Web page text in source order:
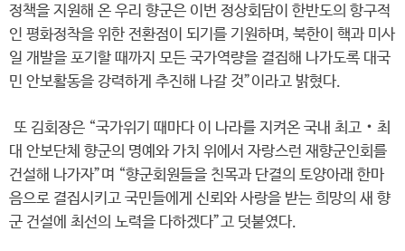
정책을 지원해 온 우리 향군은 이번 정상회담이 한반도의 항구적
인 평화정착을 위한 전환점이 되기를 기원하며, 북한이 핵과 미사
일 개발을 포기할 때까지 모든 국가역량을 결집해 나가도록 대국
민 안보활동을 강력하게 추진해 나갈 것”이라고 밝혔다.
또 김회장은 “국가위기 때마다 이 나라를 지켜온 국내 최고‧최
대 안보단체 향군의 명예와 가치 위에서 자랑스런 재향군인회를
건설해 나가자”며 “향군회원들을 친목과 단결의 토양아래 한마
음으로 결집시키고 국민들에게 신뢰와 사랑을 받는 희망의 새 향
군 건설에 최선의 노력을 다하겠다”고 덧붙였다.